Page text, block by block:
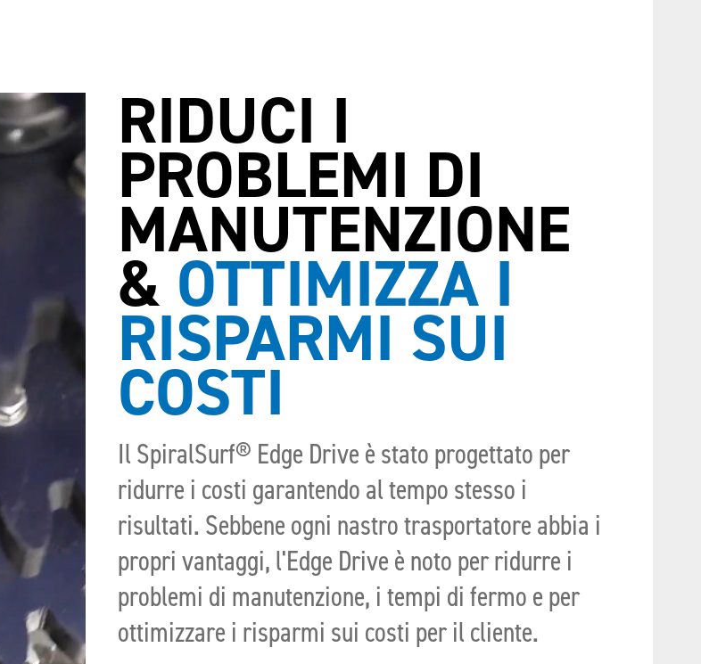
RIDUCI I
PROBLEMI DI
MANUTENZIONE
& OTTIMIZZA I
RISPARMI SUI
COSTI
Il SpiralSurf® Edge Drive è stato progettato per
ridurre i costi garantendo al tempo stesso i
risultati. Sebbene ogni nastro trasportatore abbia i
propri vantaggi, l'Edge Drive è noto per ridurre i
problemi di manutenzione, i tempi di fermo e per
ottimizzare i risparmi sui costi per il cliente.